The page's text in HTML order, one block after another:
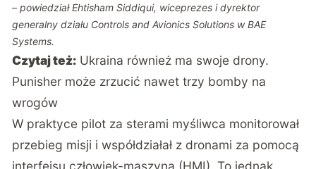
– powiedział Ehtisham Siddiqui, wiceprezes i dyrektor
generalny działu Controls and Avionics Solutions w BAE
Systems.
Czytaj też: Ukraina również ma swoje drony.
Punisher może zrzucić nawet trzy bomby na
wrogów
W praktyce pilot za sterami myśliwca monitorował
przebieg misji i współdziałał z dronami za pomocą
interfejsu człowiek-maszyna (HMI). To jednak